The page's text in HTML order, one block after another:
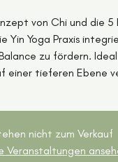
von Chi und die
Yin Yoga Praxis
zu fördern.
einer tieferen Ebene
nicht zum Verkauf
Veranstaltungen